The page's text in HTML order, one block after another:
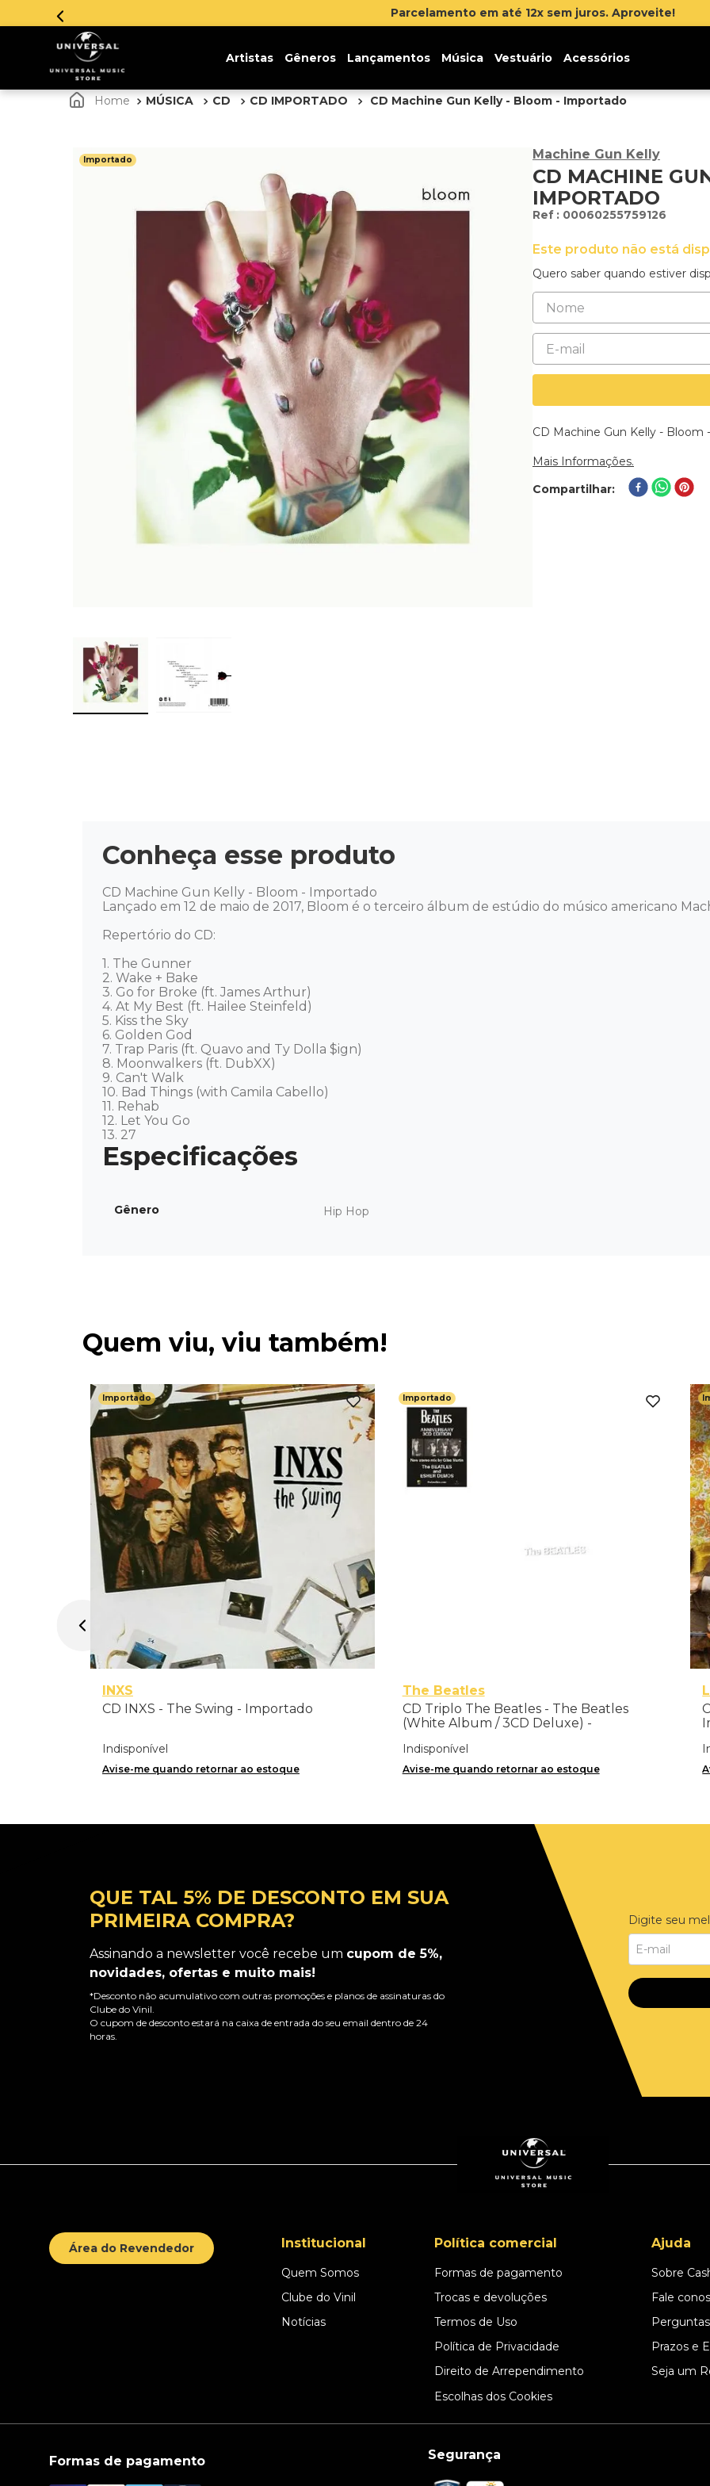
Parcelamento em até 12x sem juros. Aproveite!
Artistas Gêneros Lançamentos Música Vestuário Acessórios
MÚSICA CD CD IMPORTADO CD Machine Gun Kelly - Bloom - Importado
Importado Machine Gun Kelly
CD MACHINE
IMPORTADO
: 00060255759126
Este produto não está
Quero saber quando estiver
CD Machine Gun Kelly - Bloom
Mais Informações.
Compartilhar
Conheça esse produto
CD Machine Gun Kelly - Bloom - Importado
Lançado em 12 de maio de 2017, Bloom é o terceiro álbum de estúdio do músico americano
Repertório do CD:
1. The Gunner
2. Wake + Bake
3. Go for Broke (ft. James Arthur)
4. At My Best (ft. Hailee Steinfeld)
5. Kiss the Sky
6. Golden God
7. Trap Paris (ft. Quavo and Ty Dolla $ign)
8. Moonwalkers (ft. DubXX)
9. Can't Walk
10. Bad Things (with Camila Cabello)
11. Rehab
12. Let You Go
13. 27
Gênero Hip Hop
Quem viu, viu também!
Importado
INXS
CD INXS - The Swing - Importado
Indisponível
Avise-me quando retornar ao estoque
Importado
The Beatles
CD Triplo The Beatles - The Beatles
(White Album / 3CD Deluxe) -
Indisponível
Avise-me quando retornar ao estoque
QUE TAL 5% DE DESCONTO EM SUA
PRIMEIRA COMPRA?
Assinando a newsletter você recebe um cupom de 5%,
novidades, ofertas e muito mais!
*Desconto não acumulativo com outras promoções e planos de assinaturas do
Clube do Vinil.
O cupom de desconto estará na caixa de entrada do seu email dentro de 24
horas.
Digite seu
Área do Revendedor Institucional
Quem Somos
Clube do Vinil
Notícias
Política comercial
Formas de pagamento
Trocas e devoluções
Termos de Uso
Política de Privacidade
Direito de Arrependimento
Escolhas dos Cookies
Ajuda
Sobre
Fale
Prazos e
Seja um
Formas de pagamento Segurança